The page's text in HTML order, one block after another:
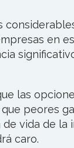
en
las
peores
vida de la
caro.